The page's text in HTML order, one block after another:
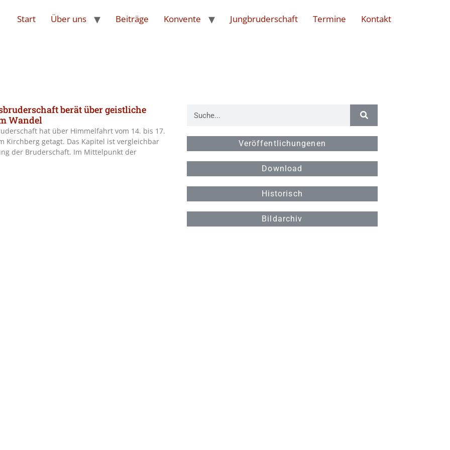
Start Über uns Beiträge Konvente Jungbruderschaft Termine Kontakt
berät über geistliche
Wandel
hat über Himmelfahrt vom 14. bis 17.
Kirchberg getagt. Das Kapitel ist vergleichbar
der Bruderschaft. Im Mittelpunkt der
Veröffentlichungenen
Download
Historisch
Bildarchiv